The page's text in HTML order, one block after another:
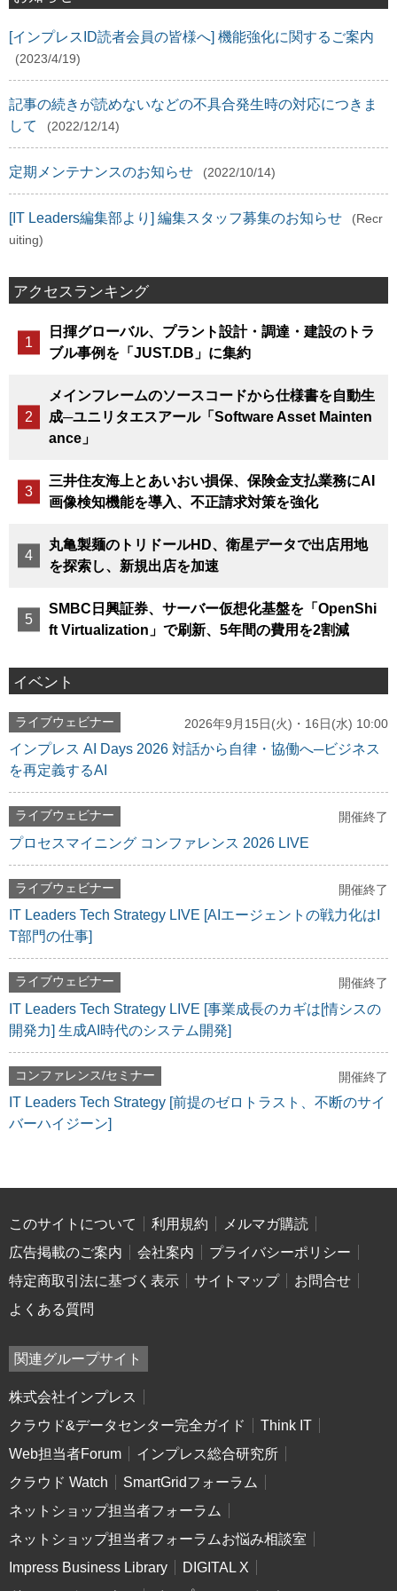
[インプレスID読者会員の皆様へ] 機能強化に関するご案内
(2023/4/19)
記事の続きが読めないなどの不具合発生時の対応につきま
して
(2022/12/14)
定期メンテナンスのお知らせ (2022/10/14)
[IT Leaders編集部より] 編集スタッフ募集のお知らせ
(Recr
uiting)
アクセスランキング
日揮グローバル、プラント設計・調達・建設のトラ
ブル事例を「JUST.DB」に集約
メインフレームのソースコードから仕様書を自動生
成─ユニリタエスアール「Software Asset Mainten
ance」
三井住友海上とあいおい損保、保険金支払業務にAI
画像検知機能を導入、不正請求対策を強化
丸亀製麺のトリドールHD、衛星データで出店用地
を探索し、新規出店を加速
SMBC日興証券、サーバー仮想化基盤を「OpenShi
ft Virtualization」で刷新、5年間の費用を2割減
イベント
ライブウェビナー 2026年9月15日(火)・16日(水) 10:00
インプレス AI Days 2026 対話から自律・協働へ─ビジネス
を再定義するAI
ライブウェビナー 開催終了
プロセスマイニング コンファレンス 2026 LIVE
ライブウェビナー 開催終了
IT Leaders Tech Strategy LIVE [AIエージェントの戦力化はI
T部門の仕事]
ライブウェビナー 開催終了
IT Leaders Tech Strategy LIVE [事業成長のカギは[情シスの
開発力] 生成AI時代のシステム開発]
コンファレンス/セミナー 開催終了
IT Leaders Tech Strategy [前提のゼロトラスト、不断のサイ
バーハイジーン]
このサイトについて 利用規約
メルマガ購読
広告掲載のご案内
会社案内
プライバシーポリシー
特定商取引法に基づく表示
サイトマップ
お問合せ
よくある質問
関連グループサイト
株式会社インプレス
クラウド&データセンター完全ガイド
Think IT
Web担当者Forum
インプレス総合研究所
クラウド Watch
SmartGridフォーラム
ネットショップ担当者フォーラム
ネットショップ担当者フォーラムお悩み相談室
Impress Business Library
DIGITAL X